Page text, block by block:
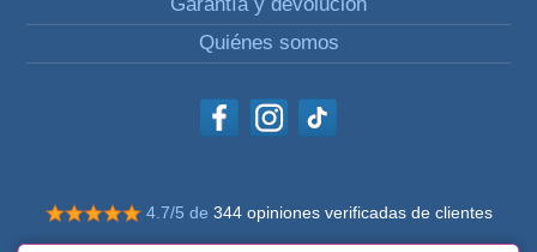
Quiénes somos
4.7/5 de 344 opiniones verificadas de clientes